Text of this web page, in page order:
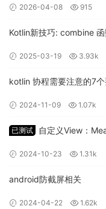
image.png
2026-04-08 915
Kotlin新技巧: combine
2025-03-19 3.93k
kotlin 协程需要注意的7
2024-11-09 1.07k
已测试
自定义View：
2024-10-23 1.31k
android防截屏相关
2024-04-22 1.62k